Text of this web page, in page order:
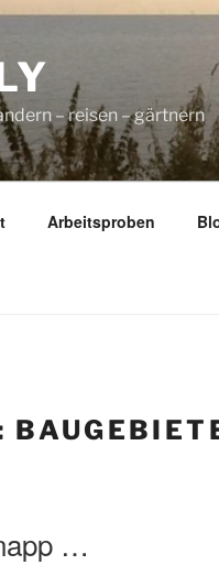
– reisen – gärtnern
Arbeitsproben
…